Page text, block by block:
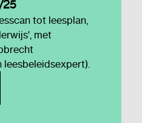
25
tot leesplan,
met